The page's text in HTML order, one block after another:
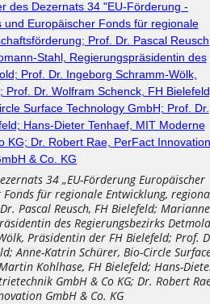
34 „EU-Förderung Europäischer
für regionale Entwicklung,
Pascal Reusch, FH Bielefeld; Marianne
des Regierungsbezirks
Präsidentin der FH Bielefeld; Prof.
Anne-Katrin Schürer, Bio-Circle
Kohlhase, FH Bielefeld; Hans-
GmbH & Co KG; Dr. Robert
GmbH & Co. KG